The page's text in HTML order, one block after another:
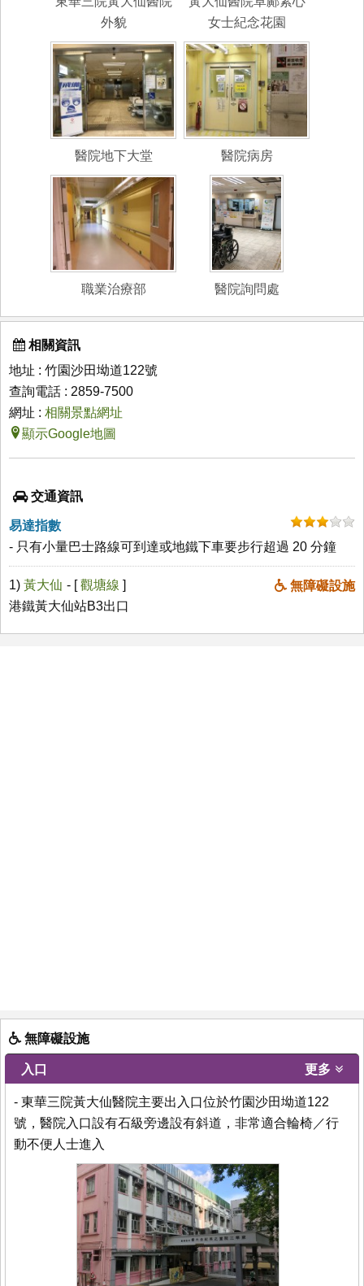
外貌
女士紀念花園
醫院地下大堂 醫院病房
職業治療部 醫院詢問處
相關資訊
地址 : 竹園沙田坳道122號
查詢電話 : 2859-7500
網址 : 相關景點網址
顯示Google地圖
交通資訊
易達指數
- 只有小量巴士路線可到達或地鐵下車要步行超過 20 分鐘
1) 黃大仙 無障礙設施
- [觀塘線 ]
港鐵黃大仙站B3出口
無障礙設施
入口 更多
- 東華三院黃大仙醫院主要出入口位於竹園沙田坳道122
號，醫院入口設有石級旁邊設有斜道，非常適合輪椅／行
動不便人士進入